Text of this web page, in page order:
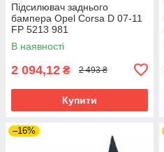
Підсилювач заднього
бампера Opel Corsa D 07-11
FP 5213 981
В наявності
2 094,12 ₴ 2 493 ₴
Купити
–16%